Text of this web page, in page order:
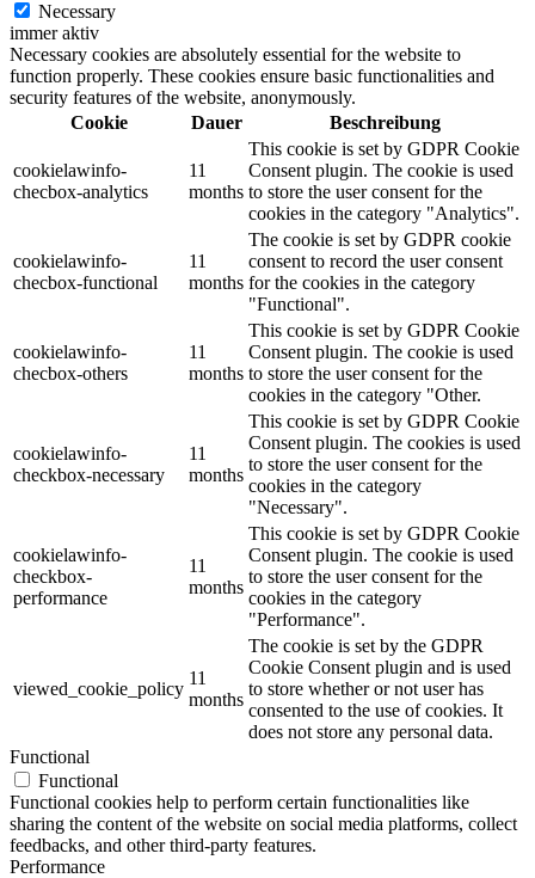
Necessary
immer aktiv
Necessary cookies are absolutely essential for the website to
function properly. These cookies ensure basic functionalities and
security features of the website, anonymously.
Cookie
Dauer Beschreibung
cookielawinfo-
checbox-analytics
11
months
This cookie is set by GDPR Cookie
Consent plugin. The cookie is used
to store the user consent for the
cookies in the category "Analytics".
cookielawinfo-
checbox-functional
11
months
The cookie is set by GDPR cookie
consent to record the user consent
for the cookies in the category
"Functional".
cookielawinfo-
checbox-others
11
months
This cookie is set by GDPR Cookie
Consent plugin. The cookie is used
to store the user consent for the
cookies in the category "Other.
cookielawinfo-
checkbox-necessary
11
months
This cookie is set by GDPR Cookie
Consent plugin. The cookies is used
to store the user consent for the
cookies in the category
"Necessary".
cookielawinfo-
checkbox-
performance
11
months
This cookie is set by GDPR Cookie
Consent plugin. The cookie is used
to store the user consent for the
cookies in the category
"Performance".
viewed_cookie_policy
11
months
The cookie is set by the GDPR
Cookie Consent plugin and is used
to store whether or not user has
consented to the use of cookies. It
does not store any personal data.
Functional
Functional
Functional cookies help to perform certain functionalities like
sharing the content of the website on social media platforms, collect
feedbacks, and other third-party features.
Performance